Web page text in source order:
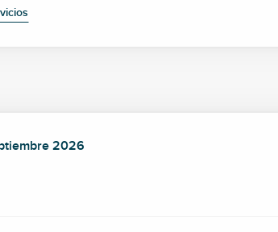
2026hasta27 septiembre 2026
2026